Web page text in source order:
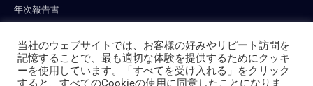
年次報告書
当社のウェブサイトでは、お客様の好みやリピート訪問を
記憶することで、最も適切な体験を提供するためにクッキ
ーを使用しています。「すべてを受け入れる」をクリック
すると、すべてのCookieの使用に同意したことになりま